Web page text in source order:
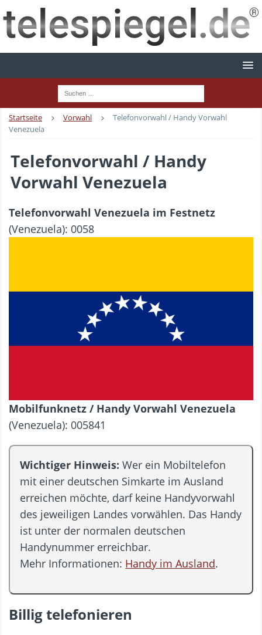
Startseite Vorwahl
Telefonvorwahl / Handy Vorwahl
Venezuela
Telefonvorwahl / Handy
Vorwahl Venezuela
Telefonvorwahl Venezuela im Festnetz
(Venezuela): 0058
Mobilfunknetz / Handy Vorwahl Venezuela
(Venezuela): 005841
Wichtiger Hinweis: Wer ein Mobiltelefon
mit einer deutschen Simkarte im Ausland
erreichen möchte, darf keine Handyvorwahl
des jeweiligen Landes vorwählen. Das Handy
ist unter der normalen deutschen
Handynummer erreichbar.
Mehr Informationen: Handy im Ausland.
Billig telefonieren